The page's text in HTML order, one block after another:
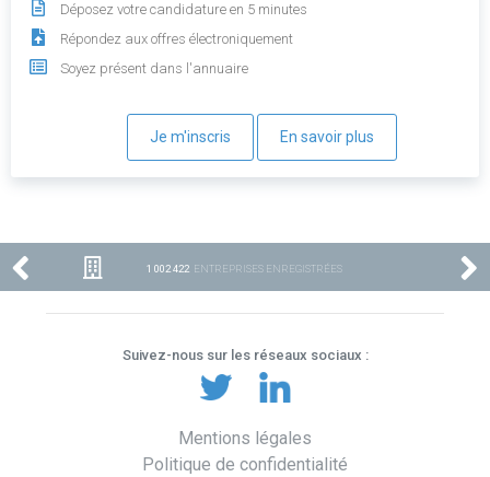
Déposez votre candidature en 5 minutes
Répondez aux offres électroniquement
Soyez présent dans l'annuaire
Je m'inscris En savoir plus
1 002 422 ENTREPRISES ENREGISTRÉES
Suivez-nous sur les réseaux sociaux :
Mentions légales
Politique de confidentialité